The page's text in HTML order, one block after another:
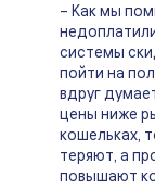
– Как мы
системы
пойти на
вдруг
цены ниже
кошельках,
теряют, а
повышают